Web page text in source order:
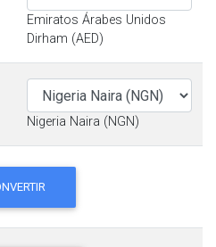
Emiratos Árabes Unidos
Dirham (AED)
Nigeria Naira (NGN)